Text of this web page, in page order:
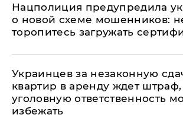
Нацполиция предупредила
о новой схеме мошенников:
торопитесь загружать
Украинцев за незаконную
квартир в аренду ждет
уголовную ответственность
избежать